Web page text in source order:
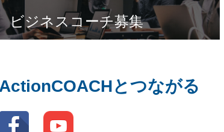
ビジネスコーチ募集
ActionCOACHとつながる